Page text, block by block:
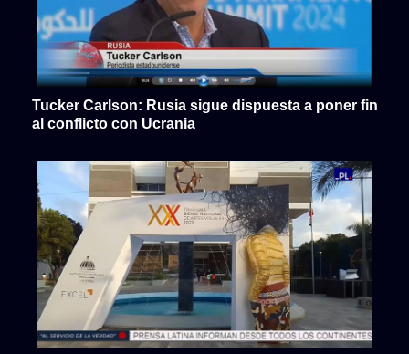
Tucker Carlson: Rusia sigue dispuesta a poner fin
al conflicto con Ucrania